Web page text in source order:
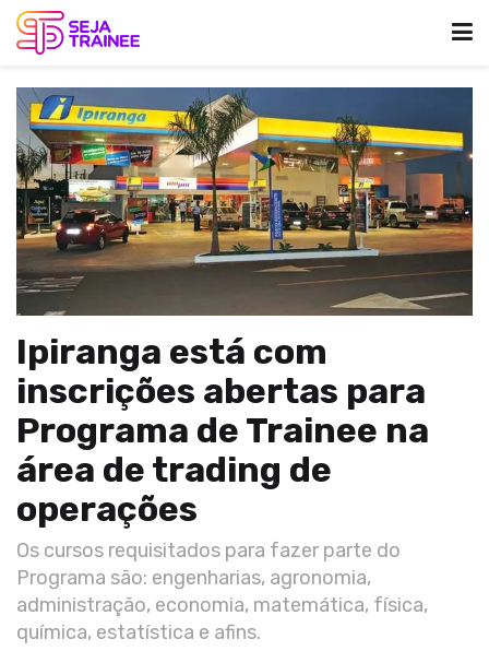
Ipiranga está com
inscrições abertas para
Programa de Trainee na
área de trading de
operações
Os cursos requisitados para fazer parte do
Programa são: engenharias, agronomia,
administração, economia, matemática, física,
química, estatística e afins.